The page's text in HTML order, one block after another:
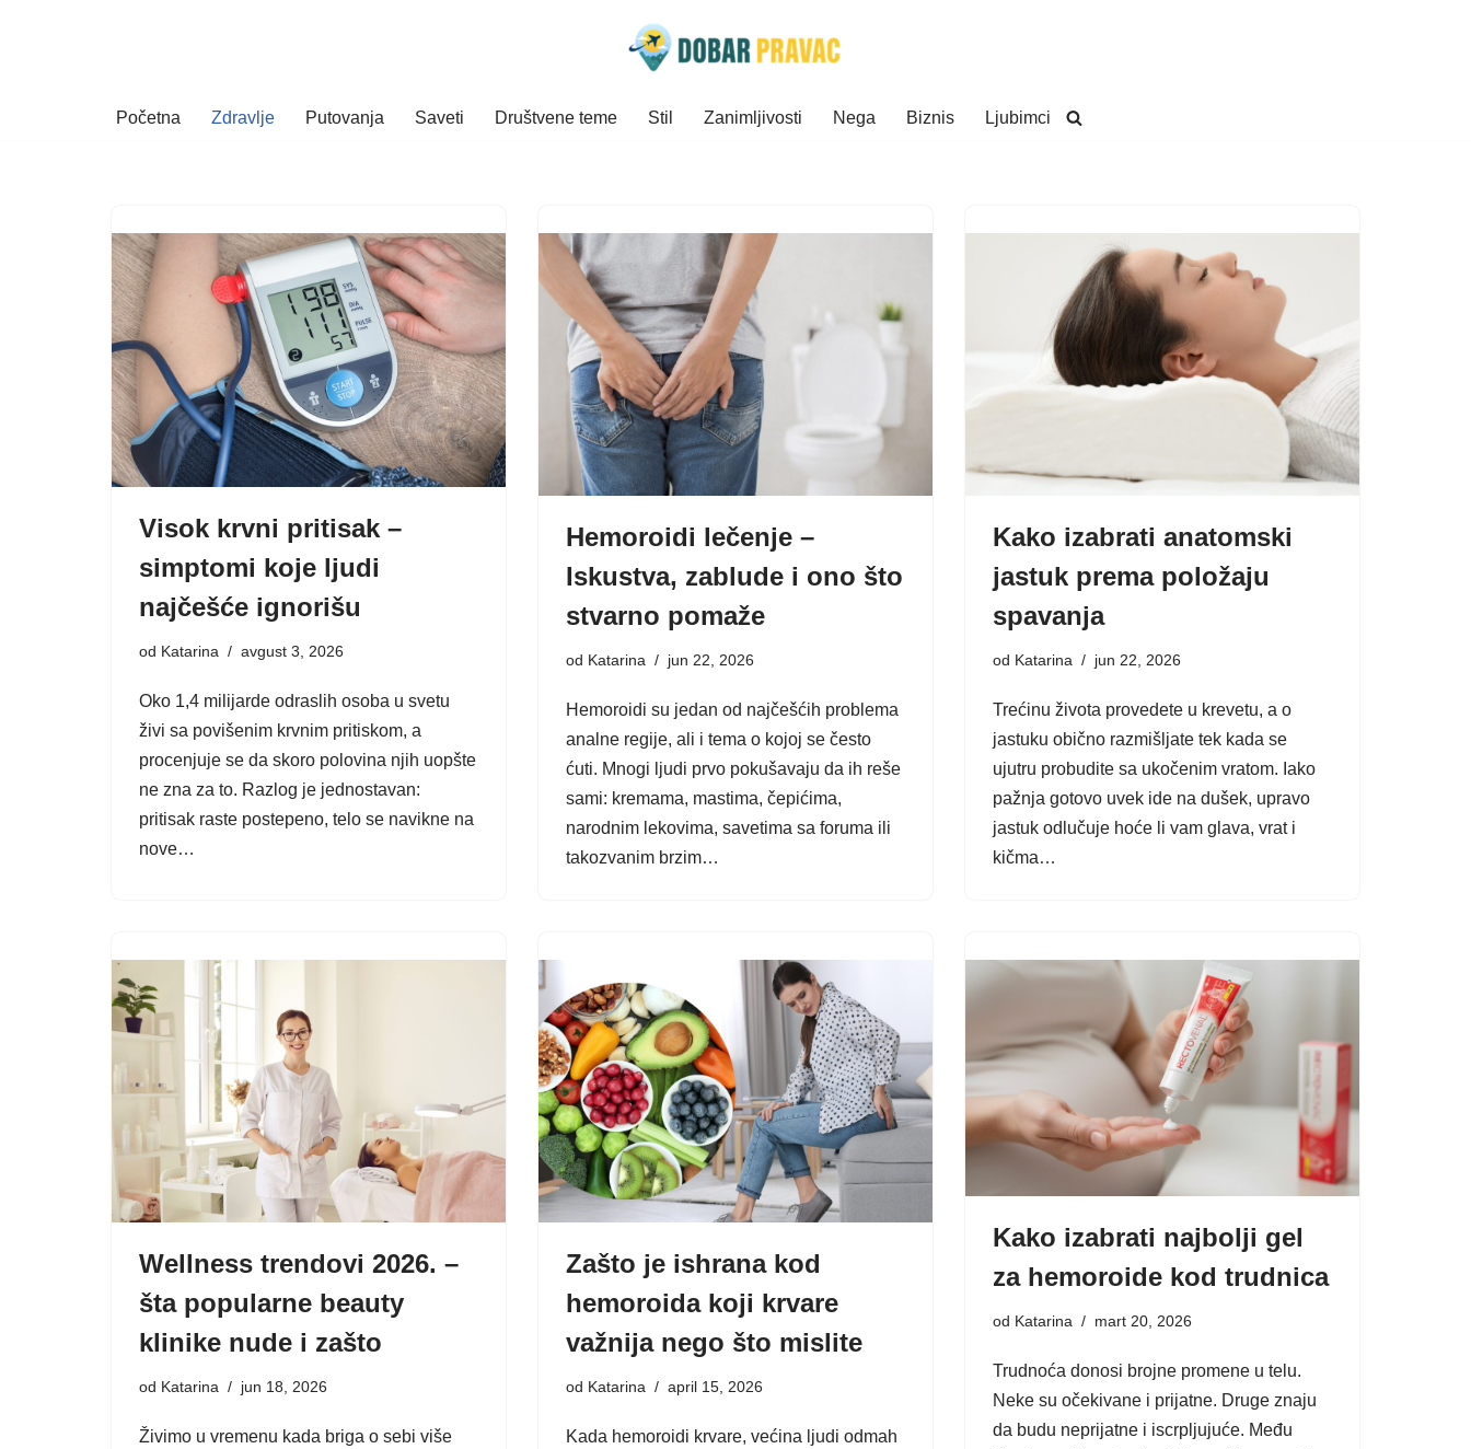
Početna Zdravlje Putovanja Saveti Društvene teme Stil Zanimljivosti Nega Biznis Ljubimci
Visok krvni pritisak –
simptomi koje ljudi
najčešće ignorišu
od Katarina avgust 3, 2026
Oko 1,4 milijarde odraslih osoba u svetu
živi sa povišenim krvnim pritiskom, a
procenjuje se da skoro polovina njih uopšte
ne zna za to. Razlog je jednostavan:
pritisak raste postepeno, telo se navikne na
nove…
Hemoroidi lečenje –
Iskustva, zablude i ono što
stvarno pomaže
od Katarina jun 22, 2026
Hemoroidi su jedan od najčešćih problema
analne regije, ali i tema o kojoj se često
ćuti. Mnogi ljudi prvo pokušavaju da ih reše
sami: kremama, mastima, čepićima,
narodnim lekovima, savetima sa foruma ili
takozvanim brzim…
Kako izabrati anatomski
jastuk prema položaju
spavanja
od Katarina jun 22, 2026
Trećinu života provedete u krevetu, a o
jastuku obično razmišljate tek kada se
ujutru probudite sa ukočenim vratom. Iako
pažnja gotovo uvek ide na dušek, upravo
jastuk odlučuje hoće li vam glava, vrat i
kičma…
Wellness trendovi 2026. –
šta popularne beauty
klinike nude i zašto
od Katarina jun 18, 2026
Živimo u vremenu kada briga o sebi više
Zašto je ishrana kod
hemoroida koji krvare
važnija nego što mislite
od Katarina april 15, 2026
Kada hemoroidi krvare, većina ljudi odmah
Kako izabrati najbolji gel
za hemoroide kod trudnica
od Katarina mart 20, 2026
Trudnoća donosi brojne promene u telu.
Neke su očekivane i prijatne. Druge znaju
da budu neprijatne i iscrpljujuće. Među